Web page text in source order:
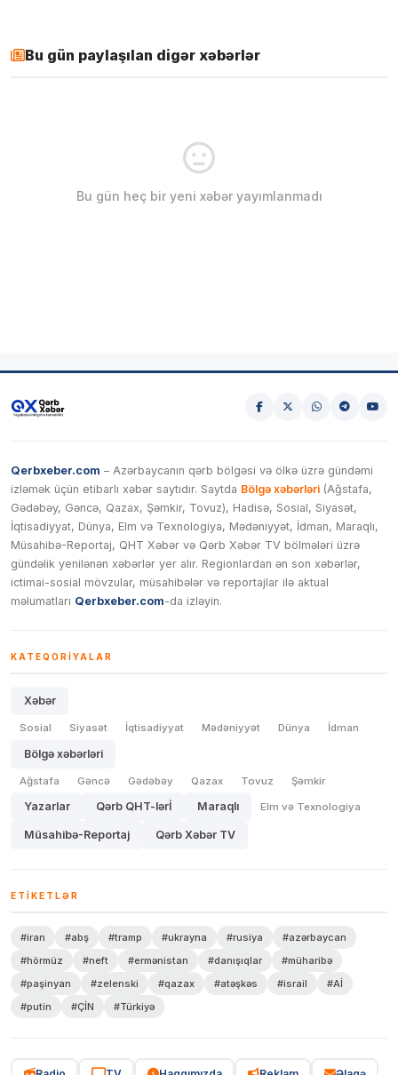
Bu gün paylaşılan digər xəbərlər
Bu gün heç bir yeni xəbər yayımlanmadı
Qerbxeber.com – Azərbaycanın qərb bölgəsi və ölkə üzrə gündəmi
izləmək üçün etibarlı xəbər saytıdır. Saytda Bölgə xəbərləri (Ağstafa,
Gədəbəy, Gəncə, Qazax, Şəmkir, Tovuz), Hadisə, Sosial, Siyasət,
İqtisadiyyat, Dünya, Elm və Texnologiya, Mədəniyyət, İdman, Maraqlı,
Müsahibə-Reportaj, QHT Xəbər və Qərb Xəbər TV bölmələri üzrə
gündəlik yenilənən xəbərlər yer alır. Regionlardan ən son xəbərlər,
ictimai-sosial mövzular, müsahibələr və reportajlar ilə aktual
məlumatları Qerbxeber.com-da izləyin.
KATEQORIYALAR
Xəbər
Sosial Siyasət İqtisadiyyat Mədəniyyət Dünya İdman
Bölgə xəbərləri
Ağstafa Gəncə Gədəbəy Qazax Tovuz Şəmkir
Yazarlar Qərb QHT-lərİ Maraqlı Elm və Texnologiya
Müsahibə-Reportaj Qərb Xəbər TV
ETIKETLƏR
#iran #abş #tramp #ukrayna #rusiya
#azərbaycan
#hörmüz
#neft #ermənistan #danışıqlar
#müharibə
#paşinyan
#zelenski #qazax #atəşkəs #israil
#Aİ
#putin
#ÇİN #Türkiyə